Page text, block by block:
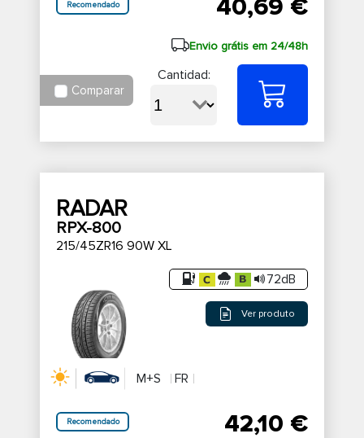
Recomendado 40,69 €
Envio grátis em 24/48h
Comparar
Cantidad:
RADAR
RPX-800
215/45ZR16 90W XL
72dB
Ver produto
M+S FR
Recomendado 42,10 €